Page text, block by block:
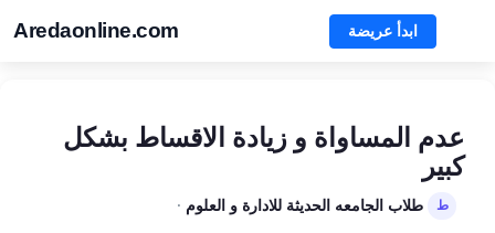
Aredaonline.com ابدأ عريضة
عدم المساواة و زيادة الاقساط بشكل
كبير
ط طلاب الجامعه الحديثة للادارة و العلوم ·